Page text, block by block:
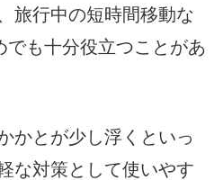
旅行中の短時間移動な
でも十分役立つことがあ
かとが少し浮くといっ
な対策として使いやす